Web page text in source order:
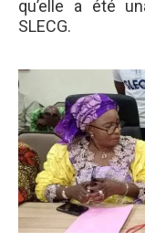
qu’elle a été
SLECG.